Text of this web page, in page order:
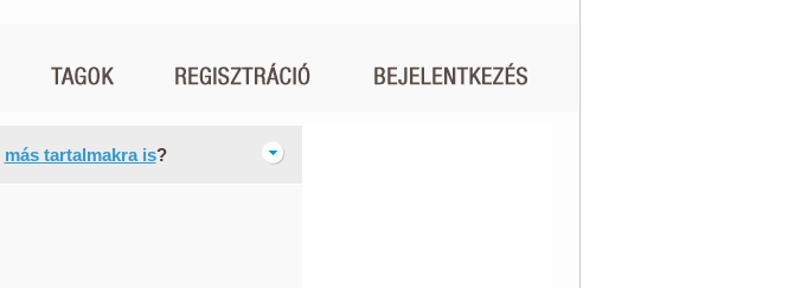
más tartalmakra is?